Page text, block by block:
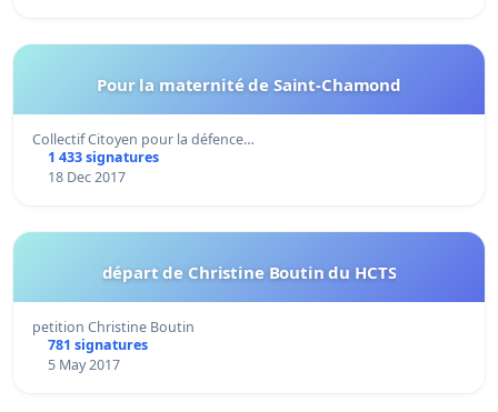
Pour la maternité de Saint-Chamond
Collectif Citoyen pour la défence…
1 433 signatures
18 Dec 2017
départ de Christine Boutin du HCTS
petition Christine Boutin
781 signatures
5 May 2017